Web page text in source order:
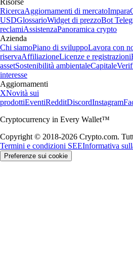
Risorse
RicercaAggiornamenti di mercatoImpara
USDGlossarioWidget di prezzoBot
reclamiAssistenzaPanoramica crypto
Azienda
Chi siamoPiano di sviluppoLavora con
riservaAffiliazioneLicenze e registrazioni
assetSostenibilità ambientaleCapitale
interesse
Aggiornamenti
XNovità sui
prodottiEventiRedditDiscordInstagram
Cryptocurrency in Every Wallet™
Copyright © 2018-2026 Crypto.com.
Termini e condizioni SEEInformativa
Preferenze sui cookie